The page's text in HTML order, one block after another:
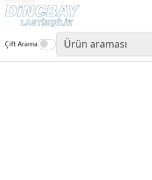
Çift Arama